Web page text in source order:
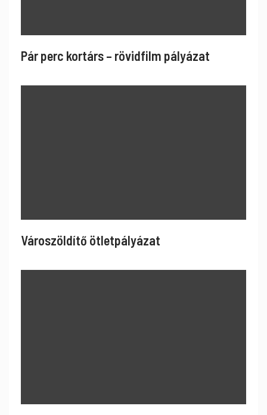
Pár perc kortárs – rövidfilm pályázat
Városzöldítő ötletpályázat